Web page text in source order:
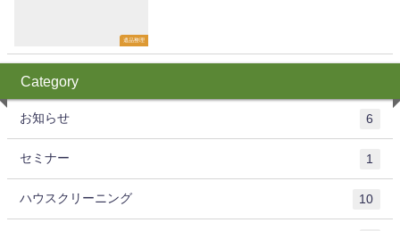
遺品整理
Category
お知らせ 6
セミナー 1
ハウスクリーニング 10